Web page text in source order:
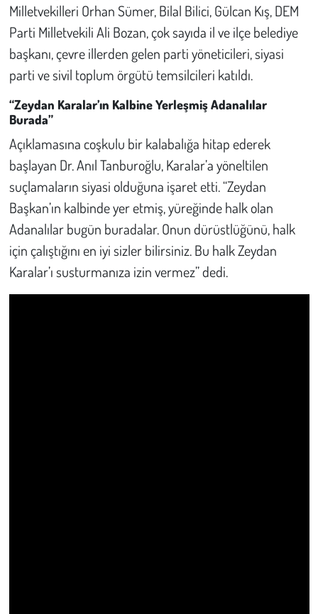
Milletvekilleri Orhan Sümer, Bilal Bilici, Gülcan Kış, DEM
Parti Milletvekili Ali Bozan, çok sayıda il ve ilçe belediye
başkanı, çevre illerden gelen parti yöneticileri, siyasi
parti ve sivil toplum örgütü temsilcileri katıldı.
“Zeydan Karalar’ın Kalbine Yerleşmiş Adanalılar
Burada”
Açıklamasına coşkulu bir kalabalığa hitap ederek
başlayan Dr. Anıl Tanburoğlu, Karalar’a yöneltilen
suçlamaların siyasi olduğuna işaret etti. “Zeydan
Başkan’ın kalbinde yer etmiş, yüreğinde halk olan
Adanalılar bugün buradalar. Onun dürüstlüğünü, halk
için çalıştığını en iyi sizler bilirsiniz. Bu halk Zeydan
Karalar’ı susturmanıza izin vermez” dedi.
Günün İçinden
Vefat İlanları
Tarih
Hukuk
Son Dakika
Kent
Eğlence